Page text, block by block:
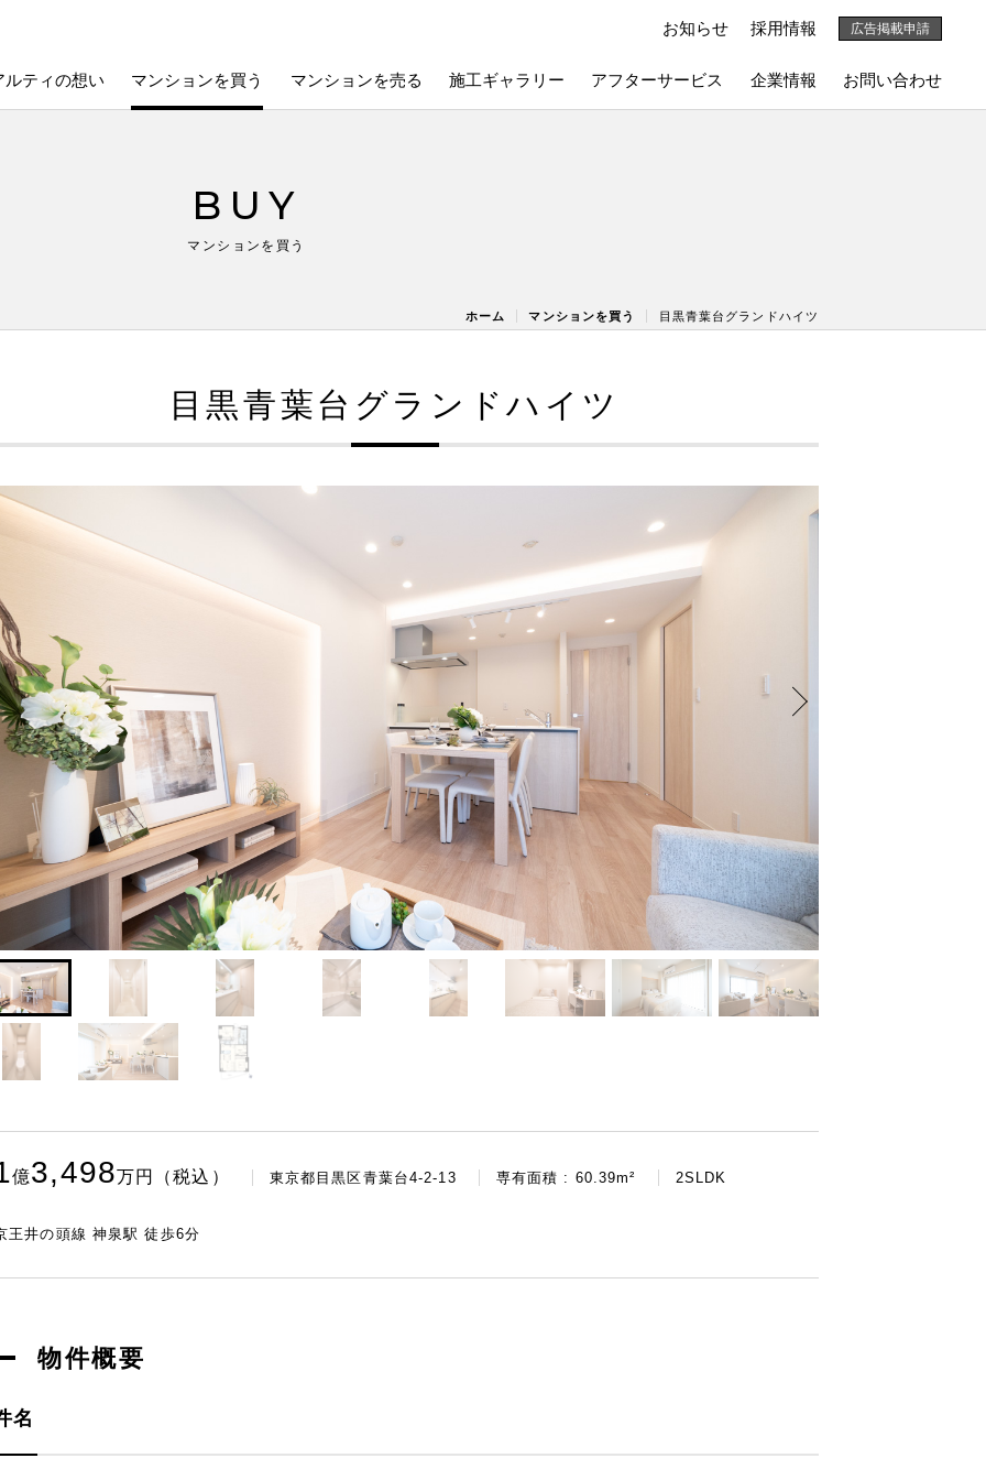
ティの想い マンションを買う マンションを売る 施工ギャラリー アフターサービス 企業情報 お問い合わせ
お知らせ 採用情報 広告掲載申請
BUY
マンションを買う
ホーム マンションを買う 目黒青葉台グランドハイツ
目黒青葉台グランドハイツ
億3,498万円（税込） 東京都目黒区青葉台4-2-13 専有面積 : 60.39m² 2SLDK
王井の頭線 神泉駅 徒歩6分
物件概要
名